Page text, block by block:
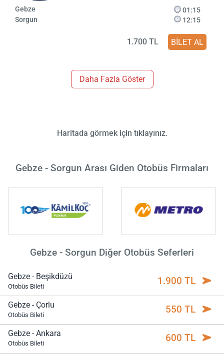
Gebze
Sorgun
01:15
12:15
1.700 TL BİLET AL
Daha Fazla Göster
Haritada görmek için tıklayınız.
Gebze - Sorgun Arası Giden Otobüs Firmaları
Gebze - Sorgun Diğer Otobüs Seferleri
Gebze - Beşikdüzü
Otobüs Bileti 1.900 TL
Gebze - Çorlu
Otobüs Bileti 550 TL
Gebze - Ankara
Otobüs Bileti 600 TL